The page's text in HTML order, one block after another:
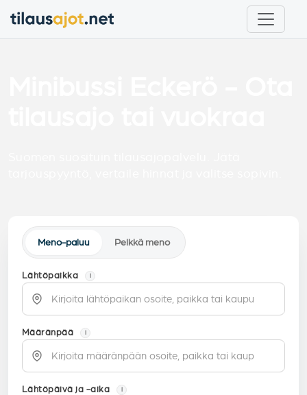
Meno-paluu Pelkkä meno
Lähtöpaikka i
Määränpää i
Lähtöpäivä ja -aika i